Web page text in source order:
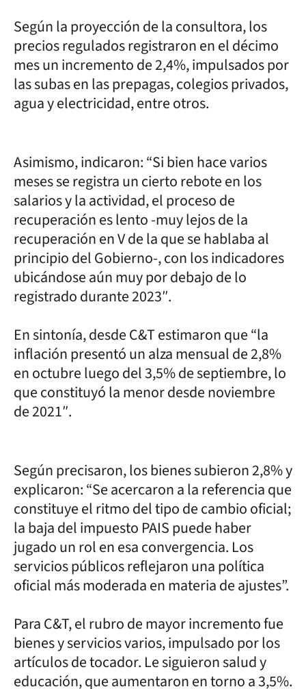
Según la proyección de la consultora, los
precios regulados registraron en el décimo
mes un incremento de 2,4%, impulsados por
las subas en las prepagas, colegios privados,
agua y electricidad, entre otros.
Asimismo, indicaron: “Si bien hace varios
meses se registra un cierto rebote en los
salarios y la actividad, el proceso de
recuperación es lento -muy lejos de la
recuperación en V de la que se hablaba al
principio del Gobierno-, con los indicadores
ubicándose aún muy por debajo de lo
registrado durante 2023″.
En sintonía, desde C&T estimaron que “la
inflación presentó un alza mensual de 2,8%
en octubre luego del 3,5% de septiembre, lo
que constituyó la menor desde noviembre
de 2021″.
Según precisaron, los bienes subieron 2,8% y
explicaron: “Se acercaron a la referencia que
constituye el ritmo del tipo de cambio oficial;
la baja del impuesto PAIS puede haber
jugado un rol en esa convergencia. Los
servicios públicos reflejaron una política
oficial más moderada en materia de ajustes”.
Para C&T, el rubro de mayor incremento fue
bienes y servicios varios, impulsado por los
artículos de tocador. Le siguieron salud y
educación, que aumentaron en torno a 3,5%.